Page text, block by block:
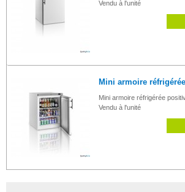
Vendu à l'unité
Mini armoire
Mini armoire réfrigérée
Vendu à l'unité